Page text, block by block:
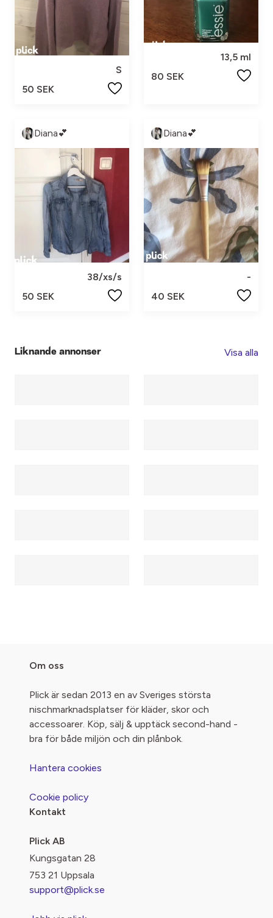
S
50 SEK
13,5 ml
80 SEK
Diana💕
38/xs/s
50 SEK
Diana💕
-
40 SEK
Liknande annonser Visa alla
Om oss
Plick är sedan 2013 en av Sveriges största
nischmarknadsplatser för kläder, skor och
accessoarer. Köp, sälj & upptäck second-hand -
bra för både miljön och din plånbok.
Hantera cookies
Cookie policy
Kontakt
Plick AB
Kungsgatan 28
753 21 Uppsala
support@plick.se